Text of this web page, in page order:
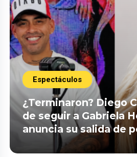
Espectáculos
¿Terminaron? Diego
de seguir a Gabriela
anuncia su salida de